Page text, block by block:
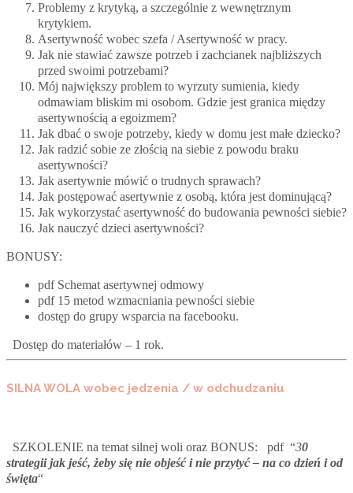
Problemy z krytyką, a szczególnie z wewnętrznym
krytykiem.
Asertywność wobec szefa / Asertywność w pracy.
Jak nie stawiać zawsze potrzeb i zachcianek najbliższych
przed swoimi potrzebami?
Mój największy problem to wyrzuty sumienia, kiedy
odmawiam bliskim mi osobom. Gdzie jest granica między
asertywnością a egoizmem?
Jak dbać o swoje potrzeby, kiedy w domu jest małe dziecko?
Jak radzić sobie ze złością na siebie z powodu braku
asertywności?
Jak asertywnie mówić o trudnych sprawach?
Jak postępować asertywnie z osobą, która jest dominującą?
Jak wykorzystać asertywność do budowania pewności siebie?
Jak nauczyć dzieci asertywności?
BONUSY:
pdf Schemat asertywnej odmowy
pdf 15 metod wzmacniania pewności siebie
dostęp do grupy wsparcia na facebooku.
Dostęp do materiałów – 1 rok.
SILNA WOLA wobec jedzenia / w odchudzaniu
SZKOLENIE na temat silnej woli oraz BONUS: pdf “30
strategii jak jeść, żeby się nie objeść i nie przytyć– na co dzień i od
święta“